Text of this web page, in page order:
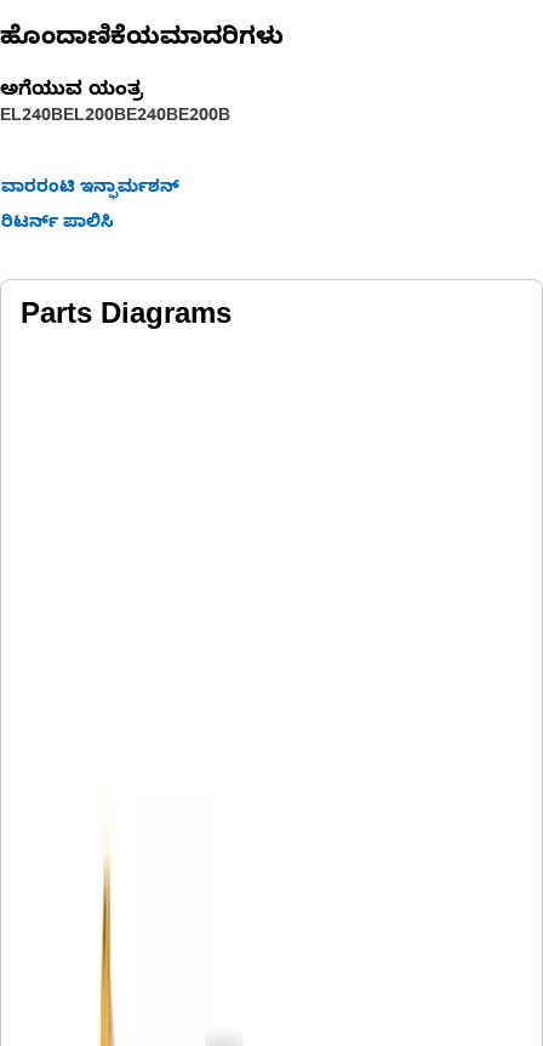
ಹೊಂದಾಣಿಕೆಯಮಾದರಿಗಳು
ಅಗೆಯುವ ಯಂತ್ರ
EL240BEL200BE240BE200B
ವಾರರಂಟಿ ಇನ್ಫಾರ್ಮಶನ್
ರಿಟರ್ನ್ ಪಾಲಿಸಿ
Parts Diagrams